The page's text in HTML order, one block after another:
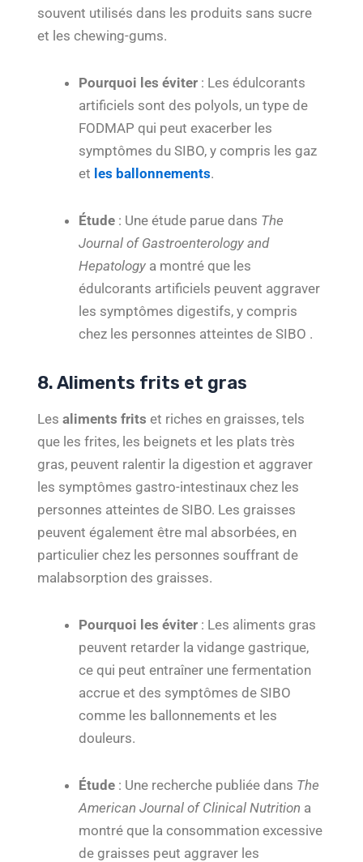
souvent utilisés dans les produits sans sucre
et les chewing-gums.
Pourquoi les éviter : Les édulcorants
artificiels sont des polyols, un type de
FODMAP qui peut exacerber les
symptômes du SIBO, y compris les gaz
et les ballonnements.
Étude : Une étude parue dans The
Journal of Gastroenterology and
Hepatology a montré que les
édulcorants artificiels peuvent aggraver
les symptômes digestifs, y compris
chez les personnes atteintes de SIBO .
8. Aliments frits et gras
Lesaliments frits et riches en graisses, tels
que les frites, les beignets et les plats très
gras, peuvent ralentir la digestion et aggraver
les symptômes gastro-intestinaux chez les
personnes atteintes de SIBO. Les graisses
peuvent également être mal absorbées, en
particulier chez les personnes souffrant de
malabsorption des graisses.
Pourquoi les éviter : Les aliments gras
peuvent retarder la vidange gastrique,
ce qui peut entraîner une fermentation
accrue et des symptômes de SIBO
comme les ballonnements et les
douleurs.
Étude : Une recherche publiée dans The
American Journal of Clinical Nutrition a
montré que la consommation excessive
de graisses peut aggraver les